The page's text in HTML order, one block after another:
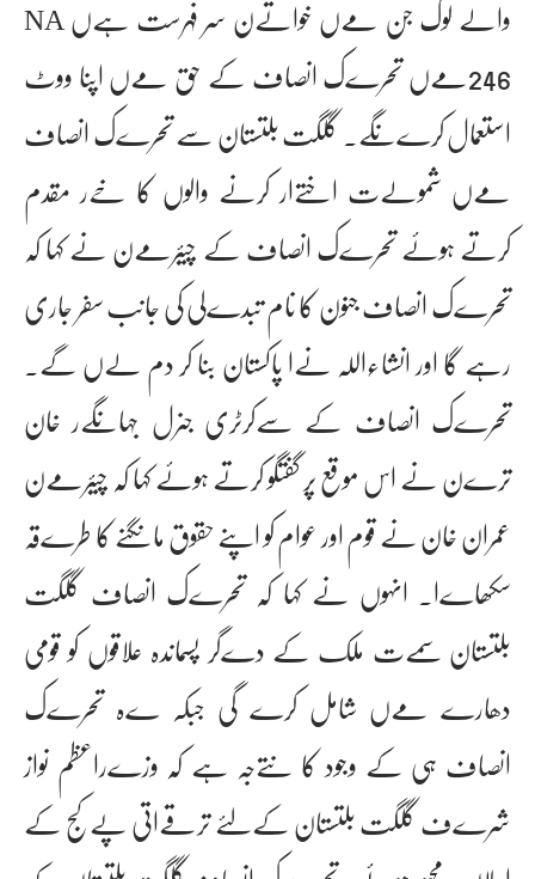
والے لوگ جن مےں خواتےن سر فہرست ہےں NA
246مےں تحرےک انصاف کے حق مےں اپنا ووٹ
استعمال کرےنگے۔ گلگت بلتستان سے تحرےک انصاف
مےں شمولےت اختےار کرنے والوں کا خےر مقدم
کرتے ہوئے تحرےک انصاف کے چیئرمےن نے کہا کہ
تحرےک انصاف جنون کا نام تبدےلی کی جانب سفر جاری
رہے گا اور انشاءاللہ نےا پاکستان بنا کر دم لےں گے۔
تحرےک انصاف کے سےکرٹری جنرل جہانگےر خان
ترےن نے اس موقع پر گفتگو کرتے ہوئے کہا کہ چیئرمےن
عمران خان نے قوم اور عوام کو اپنے حقوق مانگنے کا طرےقہ
سکھاےا۔ انہوں نے کہا کہ تحرےک انصاف گلگت
بلتستان سمےت ملک کے دےگر پسماندہ علاقوں کو قومی
دھارے مےں شامل کرے گی جبکہ ےہ تحرےک
انصاف ہی کے وجود کا نتےجہ ہے کہ وزےراعظم نواز
شرےف گلگت بلتستان کےلئے ترقےاتی پےکج کے